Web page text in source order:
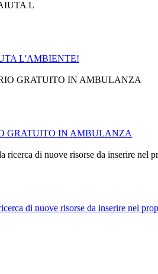
L'AMBIENTE!
GRATUITO IN AMBULANZA
di nuove risorse da inserire nel